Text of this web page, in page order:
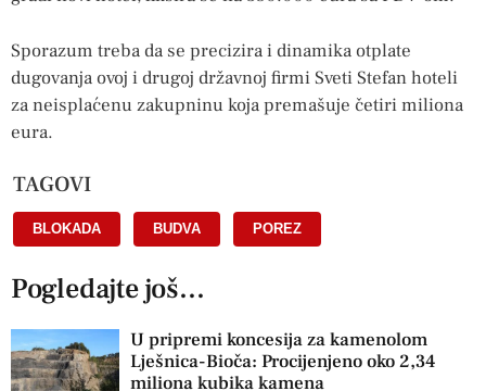
Sporazum treba da se precizira i dinamika otplate
dugovanja ovoj i drugoj državnoj firmi Sveti Stefan hoteli
za neisplaćenu zakupninu koja premašuje četiri miliona
eura.
TAGOVI
BLOKADA BUDVA POREZ
Pogledajte još...
U pripremi koncesija za kamenolom
Lješnica-Bioča: Procijenjeno oko 2,34
miliona kubika kamena